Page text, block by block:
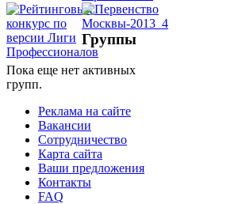
школы
Группы
Пока еще нет активных
групп.
Реклама на сайте
Вакансии
Сотрудничество
Карта сайта
Ваши предложения
Контакты
FAQ